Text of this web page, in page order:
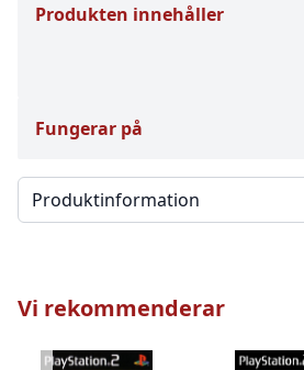
Produkten innehåller
Fungerar på
Välj en flik
Vi rekommenderar